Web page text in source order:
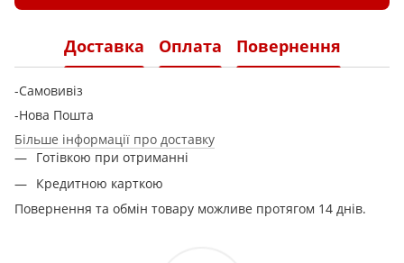
Доставка Оплата Повернення
-Самовивіз
-Нова Пошта
Більше інформації про доставку
Готівкою при отриманні
Кредитною карткою
Повернення та обмін товару можливе протягом 14 днів.